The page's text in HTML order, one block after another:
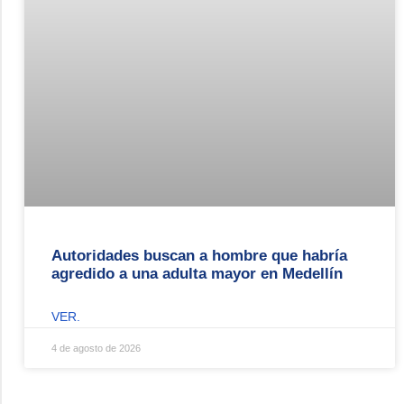
Autoridades buscan a hombre que habría
agredido a una adulta mayor en Medellín
VER.
4 de agosto de 2026